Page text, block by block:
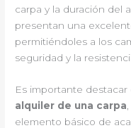
carpa y la duración del
presentan una
permitiéndoles a los
seguridad y la
Es importante destacar
alquiler de una carpa
elemento básico de